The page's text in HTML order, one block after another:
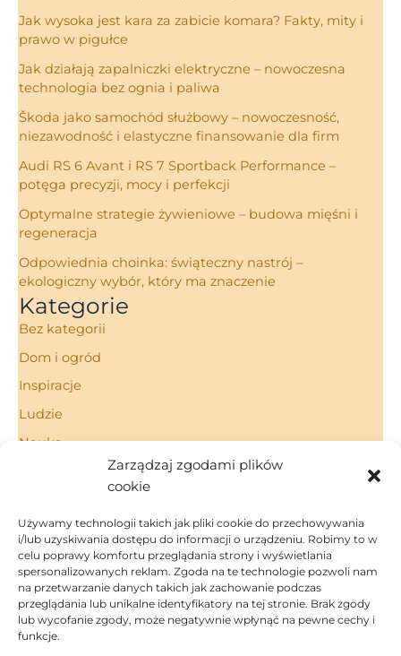
Zarządzaj zgodami plików
cookie
Używamy technologii takich jak pliki cookie do przechowywania
i/lub uzyskiwania dostępu do informacji o urządzeniu. Robimy to w
celu poprawy komfortu przeglądania strony i wyświetlania
spersonalizowanych reklam. Zgoda na te technologie pozwoli nam
na przetwarzanie danych takich jak zachowanie podczas
przeglądania lub unikalne identyfikatory na tej stronie. Brak zgody
lub wycofanie zgody, może negatywnie wpłynąć na pewne cechy i
funkcje.
Jak wysoka jest kara za zabicie komara? Fakty, mity i
prawo w pigułce
Jak działają zapalniczki elektryczne – nowoczesna
technologia bez ognia i paliwa
Škoda jako samochód służbowy – nowoczesność,
niezawodność i elastyczne finansowanie dla firm
Audi RS 6 Avant i RS 7 Sportback Performance –
potęga precyzji, mocy i perfekcji
Optymalne strategie żywieniowe – budowa mięśni i
regeneracja
Odpowiednia choinka: świąteczny nastrój –
ekologiczny wybór, który ma znaczenie
Kategorie
Bez kategorii
Dom i ogród
Inspiracje
Ludzie
Nauka
Strona Główna
Regulamin
Polityka Prywatności
Polityka Cookies